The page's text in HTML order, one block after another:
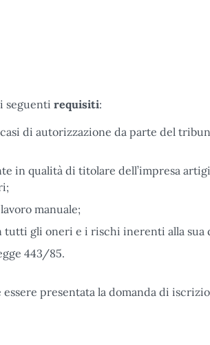
seguenti requisiti:
di autorizzazione da parte del
in qualità di titolare dell’impresa
manuale;
tutti gli oneri e i rischi inerenti alla sua
443/85.
presentata la domanda di